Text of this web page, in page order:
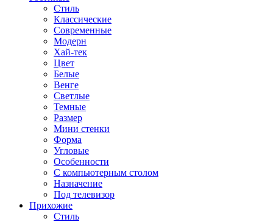
Стиль
Классические
Современные
Модерн
Хай-тек
Цвет
Белые
Венге
Светлые
Темные
Размер
Мини стенки
Форма
Угловые
Особенности
С компьютерным столом
Назначение
Под телевизор
Прихожие
Стиль